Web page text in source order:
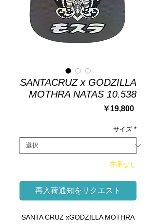
SANTACRUZ x GODZILLA
MOTHRA NATAS 10.538
￥19,800価
サイズ *
在庫なし
再入荷通知をリクエスト
SANTA CRUZ xGODZILLA MOTHRA